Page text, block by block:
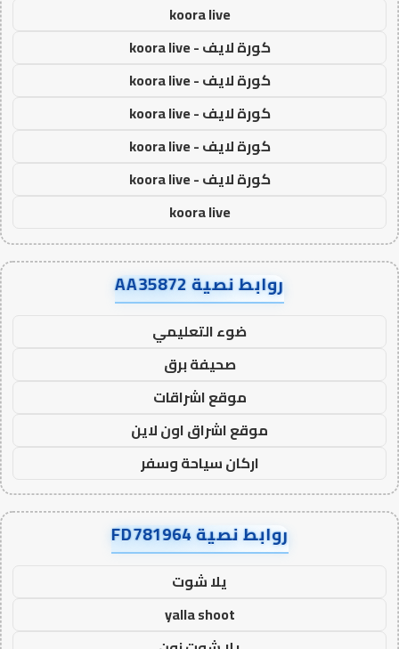
koora live
كورة لايف - koora live
كورة لايف - koora live
كورة لايف - koora live
كورة لايف - koora live
كورة لايف - koora live
koora live
روابط نصية AA35872
ضوء التعليمي
صحيفة برق
موقع اشراقات
موقع اشراق اون لاين
اركان سياحة وسفر
روابط نصية FD781964
يلا شوت
yalla shoot